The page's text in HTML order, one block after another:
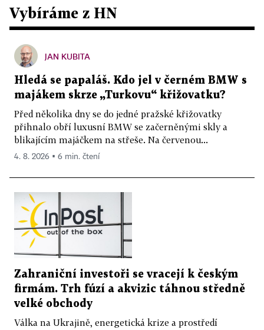
Vybíráme z HN
JAN KUBITA
Hledá se papaláš. Kdo jel v černém BMW s
majákem skrze „Turkovu“ křižovatku?
Před několika dny se do jedné pražské křižovatky
přihnalo obří luxusní BMW se začerněnými skly a
blikajícím majáčkem na střeše. Na červenou...
4. 8. 2026 ▪ 6 min. čtení
Zahraniční investoři se vracejí k českým
firmám. Trh fúzí a akvizic táhnou středně
velké obchody
Válka na Ukrajině, energetická krize a prostředí